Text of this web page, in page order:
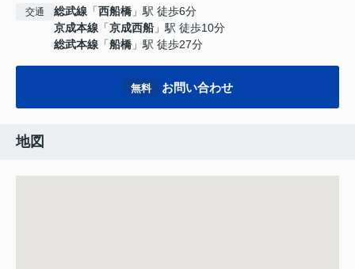
交通 総武線 「西船橋 」駅 徒歩6分
京成本線 「京成西船」駅 徒歩10分
総武本線 「船橋 」駅 徒歩27分
無料 お問い合わせ
地図